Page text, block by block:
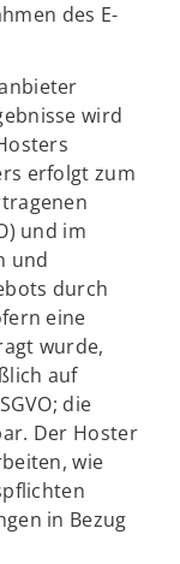
des E-
wird
erfolgt zum
und im
und
durch
eine
wurde,
auf
die
Der Hoster
wie
in Bezug